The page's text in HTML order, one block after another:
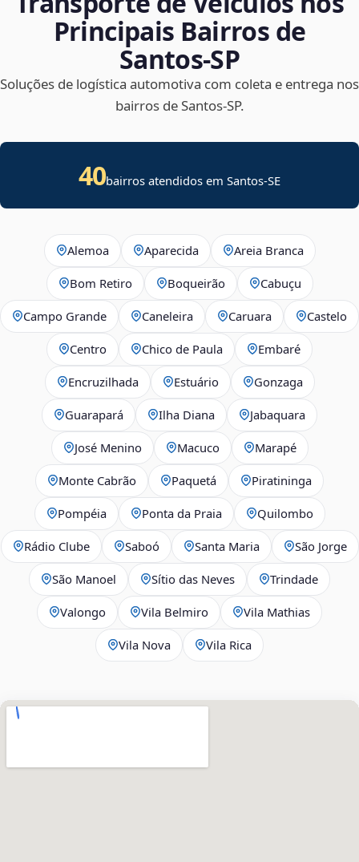
Principais Bairros de
Santos‑SP
Soluções de logística automotiva com coleta e entrega nos
bairros de Santos‑SP.
40bairros atendidos emSantos-SE
Alemoa Aparecida Areia Branca
Bom Retiro Boqueirão Cabuçu
Campo Grande Caneleira Caruara Castelo
Centro Chico de Paula Embaré
Encruzilhada Estuário Gonzaga
Guarapará Ilha Diana Jabaquara
José Menino Macuco Marapé
Monte Cabrão Paquetá Piratininga
Pompéia Ponta da Praia Quilombo
Rádio Clube Saboó Santa Maria São Jorge
São Manoel Sítio das Neves Trindade
Valongo Vila Belmiro Vila Mathias
Vila Nova Vila Rica